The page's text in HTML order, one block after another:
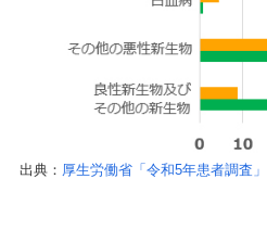
出典： 厚生労働省「令和5年患者調査」